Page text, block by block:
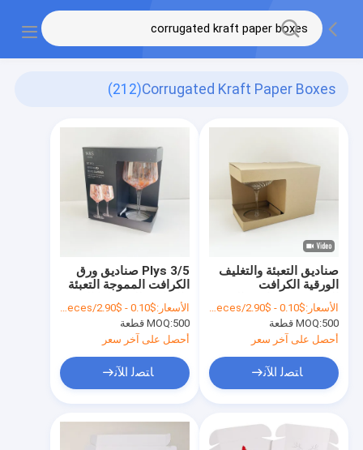
Corrugated Kraft Paper Boxes
(212)
3/5 Plys صناديق ورق
الكرافت المموجة التعبئة
والتغليف للشمبانيا النبيذ
الدب الحليب الشاي كوب
الزجاج
الأسعار:$0.10 - $2.90/pieces
MOQ:500 قطعة
أحصل على آخر سعر
ﺎﺘﺼﻟ ﺍﻶﻧ
صناديق التعبئة والتغليف
الورقية الكرافت
المخصصة صناديق العرض
الورقية المموجة للزجاج
الأسعار:$0.10 - $2.90/pieces
MOQ:500 قطعة
أحصل على آخر سعر
ﺎﺘﺼﻟ ﺍﻶﻧ